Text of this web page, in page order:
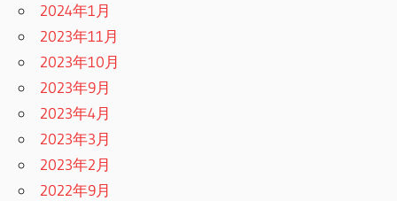
2024年1月
2023年11月
2023年10月
2023年9月
2023年4月
2023年3月
2023年2月
2022年9月